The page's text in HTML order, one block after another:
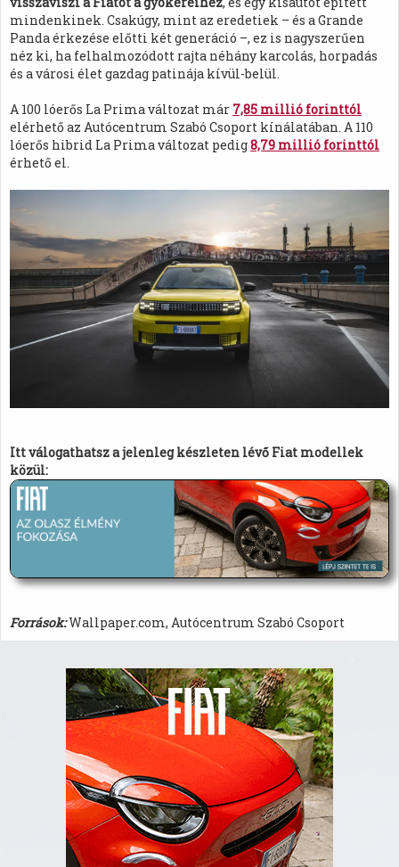
mindenkinek. Csakúgy, mint az eredetiek – és a Grande
Panda érkezése előtti két generáció –, ez is nagyszerűen
néz ki, ha felhalmozódott rajta néhány karcolás, horpadás
és a városi élet gazdag patinája kívül-belül.
A 100 lóerős La Prima változat már 7,85 millió forinttól
elérhető az Autócentrum Szabó Csoport kínálatában. A 110
lóerős hibrid La Prima változat pedig8,79 millió forinttól
érhető el.
Itt válogathatsz a jelenleg készleten lévő Fiat modellek
közül:
Források:Wallpaper.com, Autócentrum Szabó Csoport